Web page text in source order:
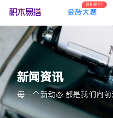
报名进行中
新闻资讯
每一个新动态 都是我们向